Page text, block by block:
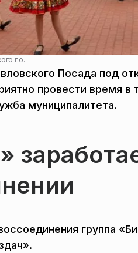
г.о.
Посада под
провести время
муниципалитета.
группа